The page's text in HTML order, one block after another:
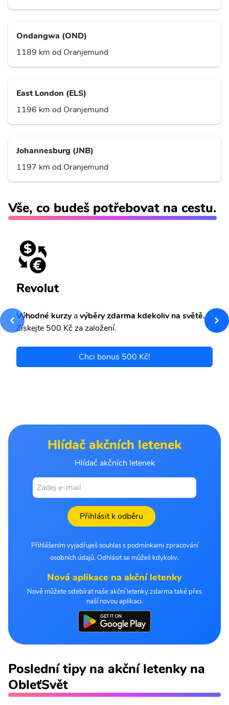
Ondangwa (OND)
1189 km od Oranjemund
East London (ELS)
1196 km od Oranjemund
Johannesburg (JNB)
1197 km od Oranjemund
Vše, co budeš potřebovat na cestu.
Revolut
Výhodné kurzyavýběry zdarma kdekoliv na světě.
Získejte 500 Kč za založení.
Chci bonus 500 Kč!
Hlídač akčních letenek
Hlídač akčních letenek
Přihlásit k odběru
Přihlášením vyjadřuješ souhlas s podmínkami zpracování
osobních údajů. Odhlásit se můžeš kdykoliv.
Nová aplikace na akční letenky
Nově můžete odebírat naše akční letenky zdarma také přes
naší novou aplikaci.
Poslední tipy na akční letenky na
ObleťSvět